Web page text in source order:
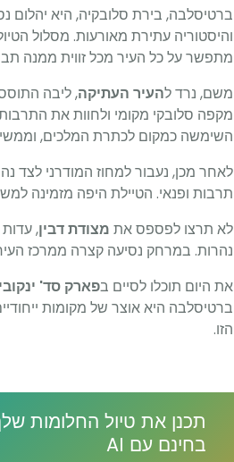
ברטיסלבה, בירת סלובקיה, היא
והיסטוריה עתירת מאורעות. מסלול
מתפשר על כל העיר מכל זווית ממנה
משם, נרד להעיר העתיקה, ליבה
מקפה סלובקי מקומי ולחוות את
השימשה כמקום לכתרת המלכים,
לאחר מכן, נעבור למחוז המודרני לצד
תרבות ופנאי. הטיילת היפה מזמינה
לא תרצו לפספס את מצודת דבין,
נהרות. במרחק נסיעה קצרה ממרכז
את היום תוכלו לסיים בפארק סד'
ברטיסלבה היא אוצר של מקומות
הזו.
תכנן את טיול החלומות
בחינם עם AI